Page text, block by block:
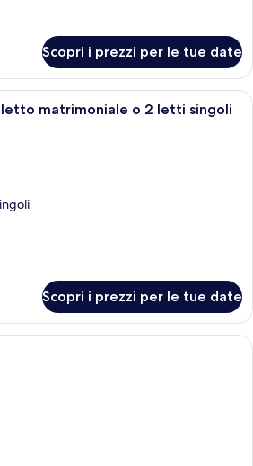
Scopri i prezzi per le tue date
Una camera d'albergo moderna
letto matrimoniale o 2 letti singoli
Scopri i prezzi per le tue date
Una camera d'albergo con un letto,